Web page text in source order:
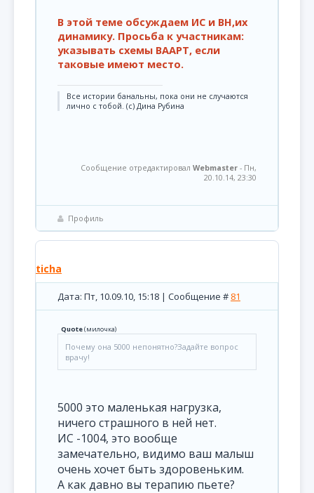
В этой теме обсуждаем ИС и ВН,их
динамику. Просьба к участникам:
указывать схемы ВААРТ, если
таковые имеют место.
Все истории банальны, пока они не случаются
лично с тобой. (с) Дина Рубина
Сообщение отредактировал Webmaster - Пн,
20.10.14, 23:30
Профиль
ticha
Дата: Пт, 10.09.10, 15:18 | Сообщение # 81
Quote(милочка)
Почему она 5000 непонятно?Задайте вопрос
врачу!
5000 это маленькая нагрузка,
ничего страшного в ней нет.
ИС -1004, это вообще
замечательно, видимо ваш малыш
очень хочет быть здоровеньким.
А как давно вы терапию пьете?